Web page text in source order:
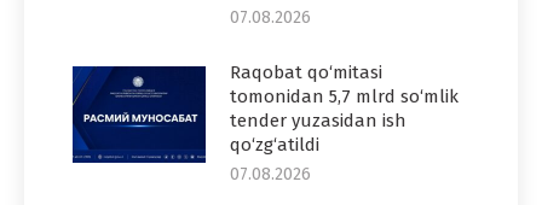
07.08.2026
Raqobat qo‘mitasi
tomonidan 5,7 mlrd so‘mlik
tender yuzasidan ish
qo‘zg‘atildi
07.08.2026